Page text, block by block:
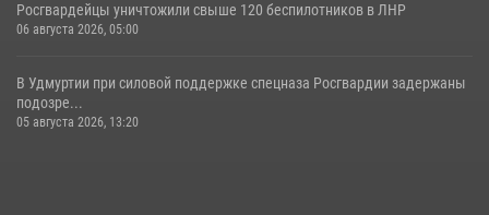
Росгвардейцы уничтожили свыше 120 беспилотников в ЛНР
06 августа 2026, 05:00
В Удмуртии при силовой поддержке спецназа Росгвардии задержаны
подозре...
05 августа 2026, 13:20